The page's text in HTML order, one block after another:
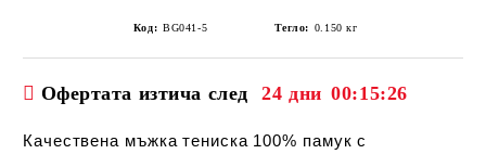
Код: BG041-5 Тегло: 0.150 кг
Офертата изтича след 24 дни 00:15:26
Качествена мъжка тениска 100% памук с